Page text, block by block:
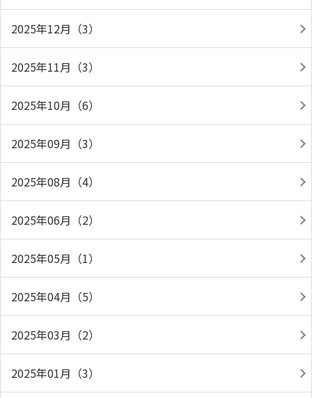
2025年12月（3）
2025年11月（3）
2025年10月（6）
2025年09月（3）
2025年08月（4）
2025年06月（2）
2025年05月（1）
2025年04月（5）
2025年03月（2）
2025年01月（3）